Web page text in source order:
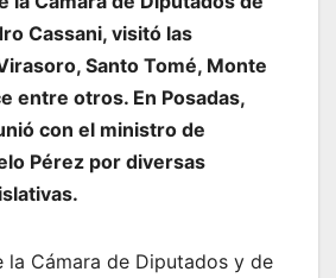
Cassani, visitó las
Santo Tomé, Monte
entre otros. En Posadas,
con el ministro de
Pérez por diversas
la Cámara de Diputados y de